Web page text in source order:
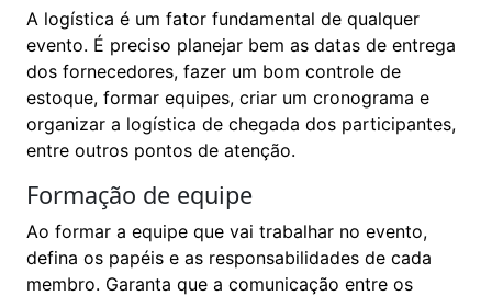
A logística é um fator fundamental de qualquer
evento. É preciso planejar bem as datas de entrega
dos fornecedores, fazer um bom controle de
estoque, formar equipes, criar um cronograma e
organizar a logística de chegada dos participantes,
entre outros pontos de atenção.
Formação de equipe
Ao formar a equipe que vai trabalhar no evento,
defina os papéis e as responsabilidades de cada
membro. Garanta que a comunicação entre os